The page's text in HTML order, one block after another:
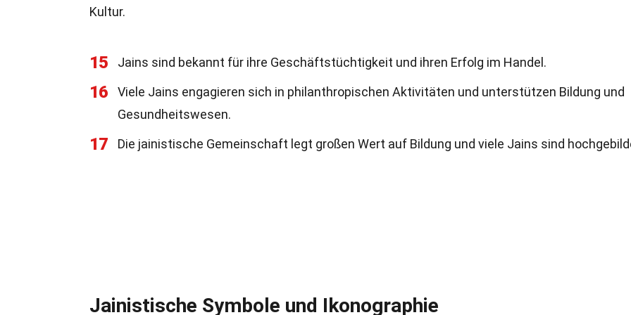
Kultur.
15 Jains sind bekannt für ihre Geschäftstüchtigkeit und ihren Erfolg im Handel.
16
Viele Jains engagieren sich in philanthropischen Aktivitäten und unterstützen Bildung und
Gesundheitswesen.
17 Die jainistische Gemeinschaft legt großen Wert auf Bildung und viele Jains sind
Jainistische Symbole und Ikonographie